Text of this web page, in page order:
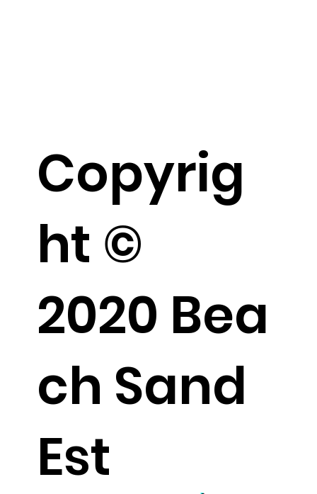
Copyrig
ht ©
2020 Bea
ch Sand
Est